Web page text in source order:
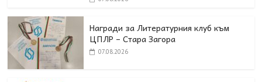
Награди за Литературния клуб към
ЦПЛР – Стара Загора
07.08.2026